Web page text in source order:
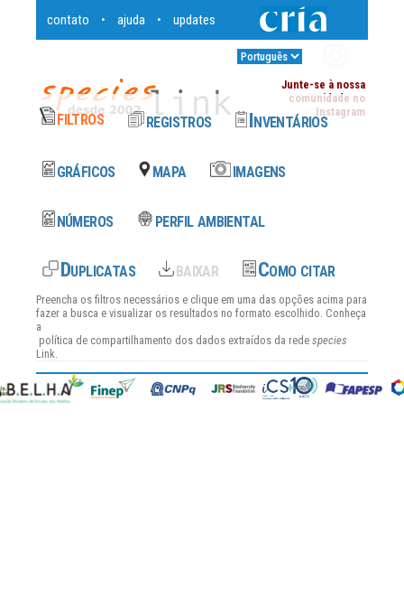
contato • ajuda • updates
Junte-se à nossa
comunidade no
Instagram
Preencha os filtros necessários e clique em uma das opções acima para
fazer a busca e visualizar os resultados no formato escolhido. Conheça
a
política de compartilhamento dos dados extraídos da rede species
Link.